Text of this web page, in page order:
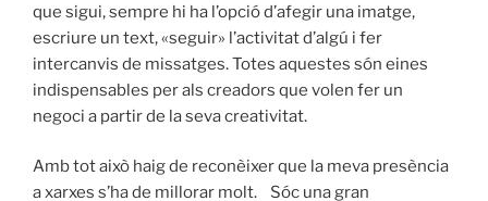
que sigui, sempre hi ha l’opció d’afegir una imatge,
escriure un text, «seguir» l’activitat d’algú i fer
intercanvis de missatges. Totes aquestes són eines
indispensables per als creadors que volen fer un
negoci a partir de la seva creativitat.
Amb tot això haig de reconèixer que la meva presència
a xarxes s’ha de millorar molt. Sóc una gran